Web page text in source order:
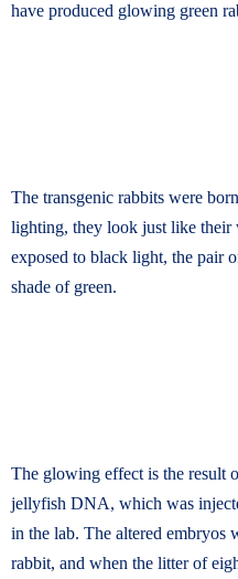
have produced glowing green
The transgenic rabbits were
lighting, they look just like
exposed to black light, the pair
shade of green.
The glowing effect is the result
jellyfish DNA, which was
in the lab. The altered embryos
rabbit, and when the litter of